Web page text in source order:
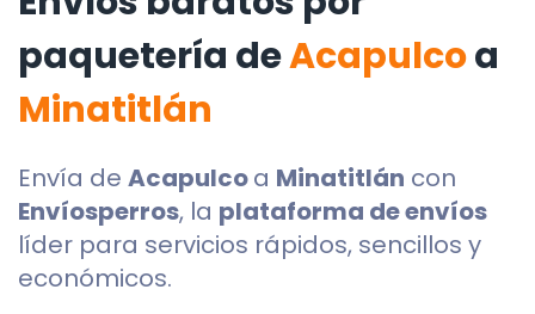
paquetería deAcapulcoa
Minatitlán
Envía de Acapulcoa Minatitlán con
Envíosperros, la plataforma de envíos
líder para servicios rápidos, sencillos y
económicos.